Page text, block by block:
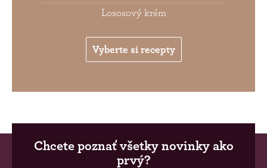
Lososový krém
Vyberte si recepty
Chcete poznať všetky novinky ako
prvý?